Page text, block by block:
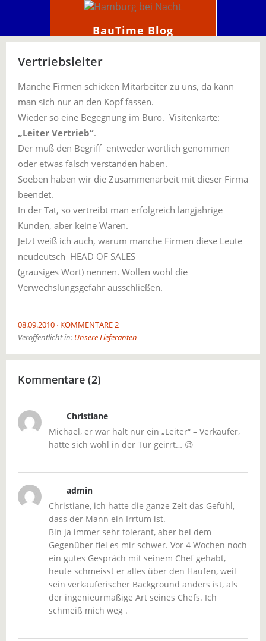
BauTime Blog
Vertriebsleiter
Manche Firmen schicken Mitarbeiter zu uns, da kann
man sich nur an den Kopf fassen.
Wieder so eine Begegnung im Büro. Visitenkarte:
„Leiter Vertrieb“.
Der muß den Begriff entweder wörtlich genommen
oder etwas falsch verstanden haben.
Soeben haben wir die Zusammenarbeit mit dieser Firma
beendet.
In der Tat, so vertreibt man erfolgreich langjährige
Kunden, aber keine Waren.
Jetzt weiß ich auch, warum manche Firmen diese Leute
neudeutsch HEAD OF SALES
(grausiges Wort) nennen. Wollen wohl die
Verwechslungsgefahr ausschließen.
08.09.2010 KOMMENTARE 2
Veröffentlicht in: Unsere Lieferanten
Kommentare (2)
Christiane
Michael, er war halt nur ein „Leiter“ – Verkäufer,
hatte sich wohl in der Tür geirrt… 😉
admin
Christiane, ich hatte die ganze Zeit das Gefühl,
dass der Mann ein Irrtum ist.
Bin ja immer sehr tolerant, aber bei dem
Gegenüber fiel es mir schwer. Vor 4 Wochen noch
ein gutes Gespräch mit seinem Chef gehabt,
heute schmeisst er alles über den Haufen, weil
sein verkäuferischer Background anders ist, als
der ingenieurmäßige Art seines Chefs. Ich
schmeiß mich weg .